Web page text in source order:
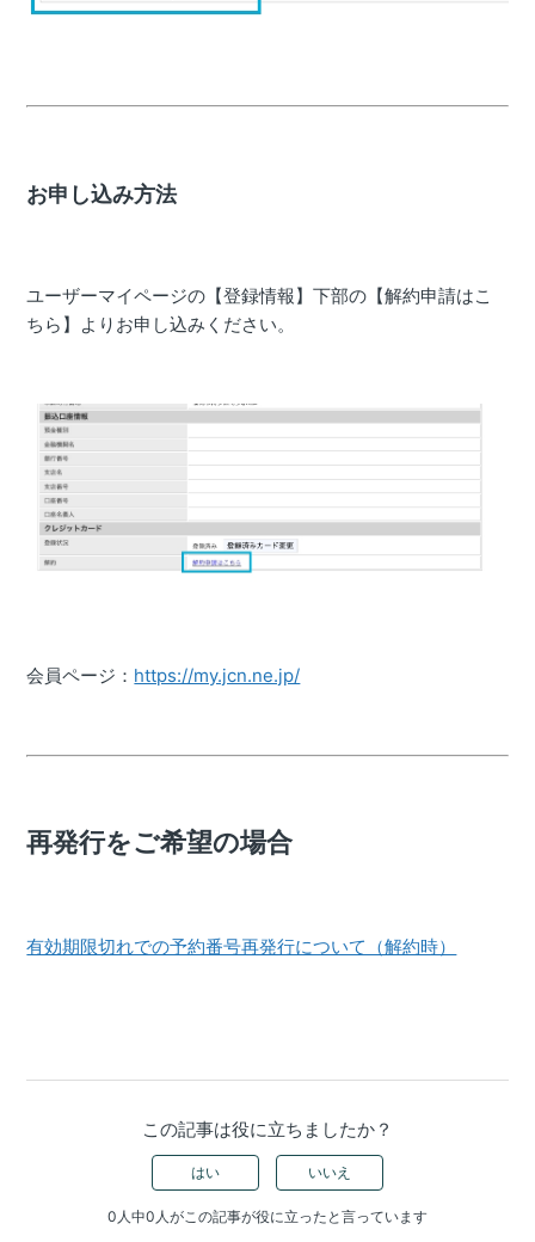
お申し込み方法
ユーザーマイページの【登録情報】下部の【解約申請はこ
ちら】よりお申し込みください。
会員ページ： https://my.jcn.ne.jp/
再発行をご希望の場合
有効期限切れでの予約番号再発行について（解約時）
この記事は役に立ちましたか？
はい いいえ
0人中0人がこの記事が役に立ったと言っています